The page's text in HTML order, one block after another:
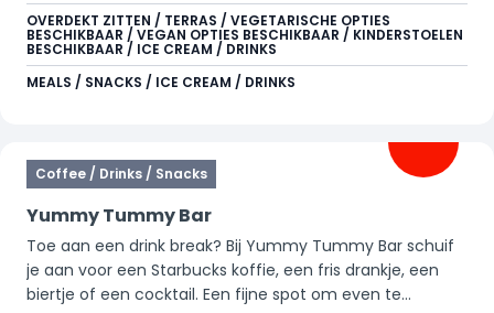
stukken kip en goudgele frites. Perfect om te snacken, te
delen en van te smullen! Zie je jezelf al zitten op het
mooie terras in het zonnetje? Just Cock-a-Doodle-
Doo it!
OVERDEKT ZITTEN / TERRAS / VEGETARISCHE OPTIES
BESCHIKBAAR / VEGAN OPTIES BESCHIKBAAR / KINDERSTOELEN
BESCHIKBAAR / ICE CREAM / DRINKS
MEALS / SNACKS / ICE CREAM / DRINKS
Coffee / Drinks / Snacks
Yummy Tummy Bar
Toe aan een drink break? Bij Yummy Tummy Bar schuif
je aan voor een Starbucks koffie, een fris drankje, een
biertje of een cocktail. Een fijne spot om even te